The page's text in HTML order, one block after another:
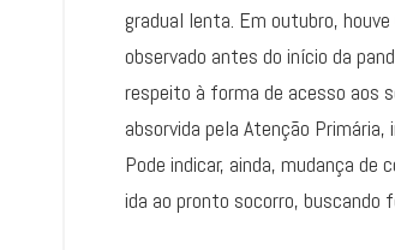
gradual lenta. Em outubro,
observado antes do início da
respeito à forma de acesso aos
absorvida pela Atenção
Pode indicar, ainda, mudança
ida ao pronto socorro, buscando